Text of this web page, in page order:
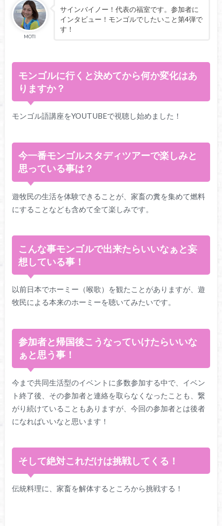
MOTI
サインバイノー！代表の福室です。参加者に
インタビュー！モンゴルでしたいこと第4弾で
す！
モンゴルに行くと決めてから何か変化はあ
りますか？
モンゴル語講座をYOUTUBEで視聴し始めました！
今一番モンゴルスタディツアーで楽しみと
思っている事は？
遊牧民の生活を体験できることが、家畜の糞を集めて燃料
にすることなども含めて全て楽しみです。
こんな事モンゴルで出来たらいいなぁと妄
想している事！
以前日本でホーミー（喉歌）を観たことがありますが、遊
牧民による本来のホーミーを聴いてみたいです。
参加者と帰国後こうなっていけたらいいな
ぁと思う事！
今まで共同生活型のイベントに多数参加する中で、イベン
ト終了後、その参加者と連絡を取らなくなったことも、繋
がり続けていることもありますが、今回の参加者とは後者
になればいいなと思います！
そして絶対これだけは挑戦してくる！
伝統料理に、家畜を解体するところから挑戦する！